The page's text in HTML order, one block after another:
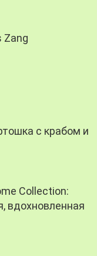
Zang
с крабом и
Collection:
вдохновленная